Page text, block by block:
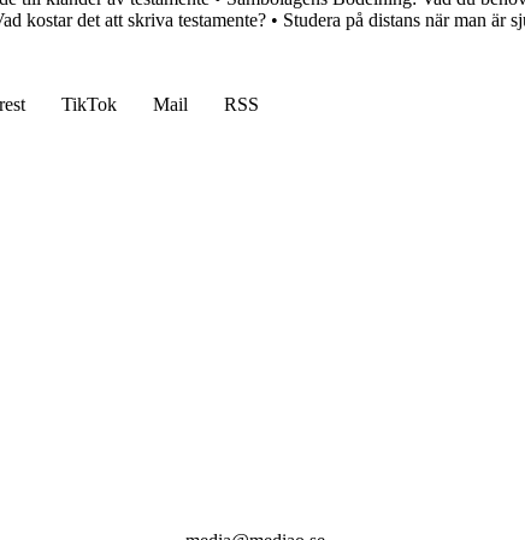
kostar det att skriva testamente? • Studera på distans när man är
TikTok Mail
RSS